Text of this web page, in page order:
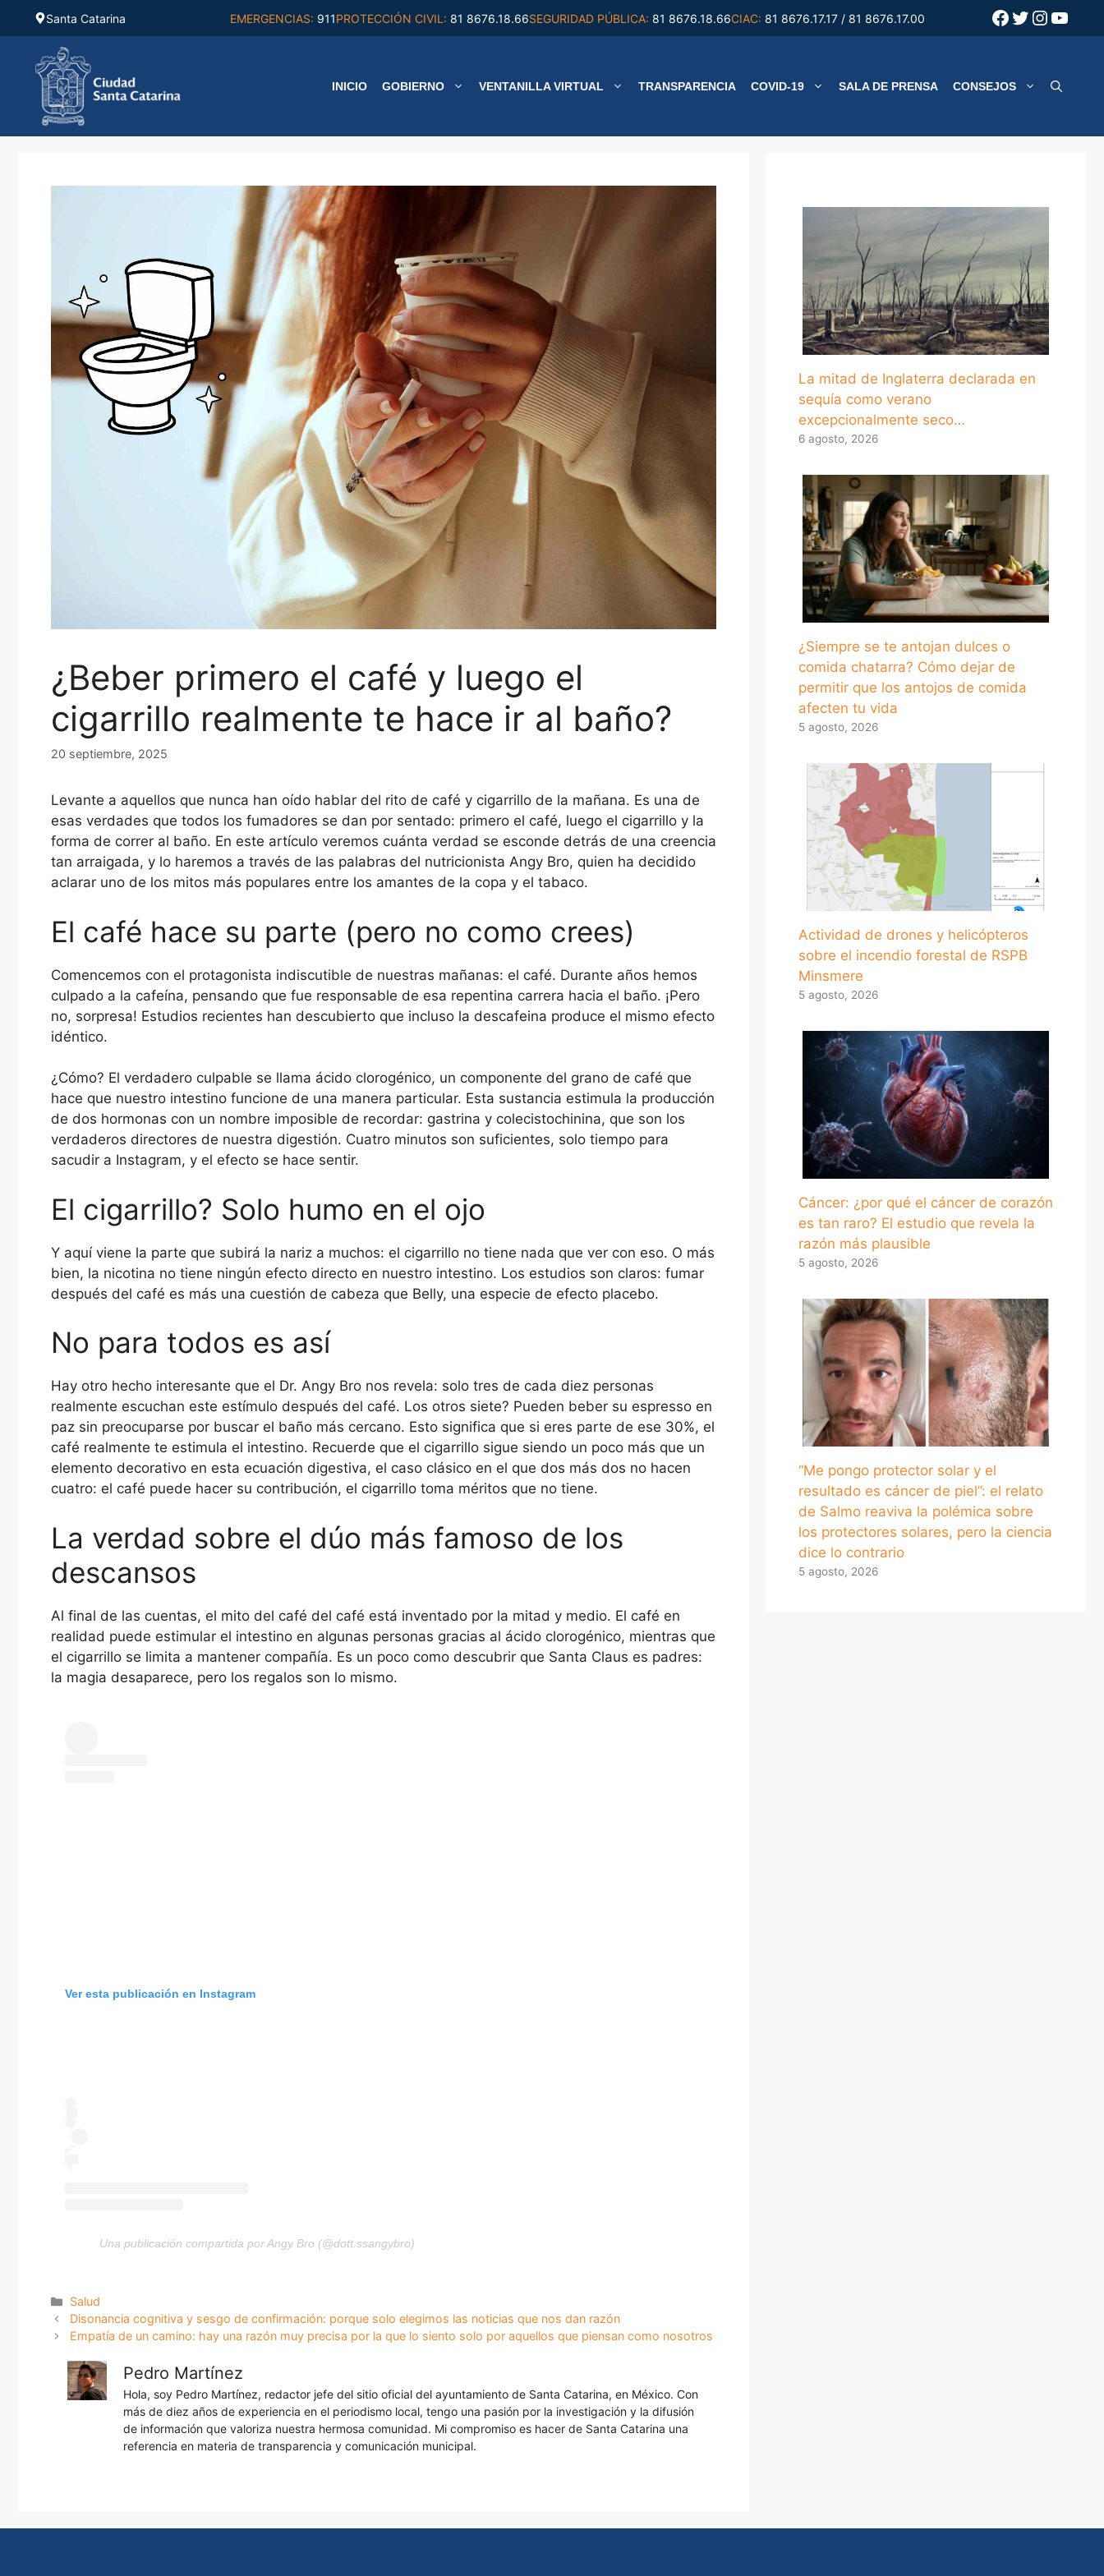
Saltar
contenido
Santa Catarina EMERGENCIAS: 911PROTECCIÓN CIVIL: 81 8676.18.66SEGURIDAD PÚBLICA: 81 8676.18.66CIAC: 81 8676.17.17 / 81 8676.17.00 Facebook
Twitter
INICIO GOBIERNO VENTANILLA VIRTUAL TRANSPARENCIA COVID-19 SALA DE PRENSA CONSEJOS
¿Beber primero el café y luego el
cigarrillo realmente te hace ir al baño?
20 septiembre, 2025
Levante a aquellos que nunca han oído hablar del rito de café y cigarrillo de la mañana. Es una de
esas verdades que todos los fumadores se dan por sentado: primero el café, luego el cigarrillo y la
forma de correr al baño. En este artículo veremos cuánta verdad se esconde detrás de una creencia
tan arraigada, y lo haremos a través de las palabras del nutricionista Angy Bro, quien ha decidido
aclarar uno de los mitos más populares entre los amantes de la copa y el tabaco.
El café hace su parte (pero no como crees)
Comencemos con el protagonista indiscutible de nuestras mañanas: el café. Durante años hemos
culpado a la cafeína, pensando que fue responsable de esa repentina carrera hacia el baño. ¡Pero
no, sorpresa! Estudios recientes han descubierto que incluso la descafeina produce el mismo efecto
idéntico.
¿Cómo? El verdadero culpable se llama ácido clorogénico, un componente del grano de café que
hace que nuestro intestino funcione de una manera particular. Esta sustancia estimula la producción
de dos hormonas con un nombre imposible de recordar: gastrina y colecistochinina, que son los
verdaderos directores de nuestra digestión. Cuatro minutos son suficientes, solo tiempo para
sacudir a Instagram, y el efecto se hace sentir.
El cigarrillo? Solo humo en el ojo
Y aquí viene la parte que subirá la nariz a muchos: el cigarrillo no tiene nada que ver con eso. O más
bien, la nicotina no tiene ningún efecto directo en nuestro intestino. Los estudios son claros: fumar
después del café es más una cuestión de cabeza que Belly, una especie de efecto placebo.
No para todos es así
Hay otro hecho interesante que el Dr. Angy Bro nos revela: solo tres de cada diez personas
realmente escuchan este estímulo después del café. Los otros siete? Pueden beber su espresso en
paz sin preocuparse por buscar el baño más cercano. Esto significa que si eres parte de ese 30%, el
café realmente te estimula el intestino. Recuerde que el cigarrillo sigue siendo un poco más que un
elemento decorativo en esta ecuación digestiva, el caso clásico en el que dos más dos no hacen
cuatro: el café puede hacer su contribución, el cigarrillo toma méritos que no tiene.
La verdad sobre el dúo más famoso de los
descansos
Al final de las cuentas, el mito del café del café está inventado por la mitad y medio. El café en
realidad puede estimular el intestino en algunas personas gracias al ácido clorogénico, mientras que
el cigarrillo se limita a mantener compañía. Es un poco como descubrir que Santa Claus es padres:
la magia desaparece, pero los regalos son lo mismo.
Ver esta publicación en Instagram
Una publicación compartida por Angy Bro (@dott.ssangybro)
Categorías
Salud
Disonancia cognitiva y sesgo de confirmación: porque solo elegimos las noticias que nos dan razón
Empatía de un camino: hay una razón muy precisa por la que lo siento solo por aquellos que piensan como nosotros
Pedro Martínez
Hola, soy Pedro Martínez, redactor jefe del sitio oficial del ayuntamiento de Santa Catarina, en México. Con
más de diez años de experiencia en el periodismo local, tengo una pasión por la investigación y la difusión
de información que valoriza nuestra hermosa comunidad. Mi compromiso es hacer de Santa Catarina una
referencia en materia de transparencia y comunicación municipal.
La mitad de Inglaterra declarada en
sequía como verano
excepcionalmente seco…
6 agosto, 2026
¿Siempre se te antojan dulces o
comida chatarra? Cómo dejar de
permitir que los antojos de comida
afecten tu vida
5 agosto, 2026
Actividad de drones y helicópteros
sobre el incendio forestal de RSPB
Minsmere
5 agosto, 2026
Cáncer: ¿por qué el cáncer de corazón
es tan raro? El estudio que revela la
razón más plausible
5 agosto, 2026
“Me pongo protector solar y el
resultado es cáncer de piel”: el relato
de Salmo reaviva la polémica sobre
los protectores solares, pero la ciencia
dice lo contrario
5 agosto, 2026